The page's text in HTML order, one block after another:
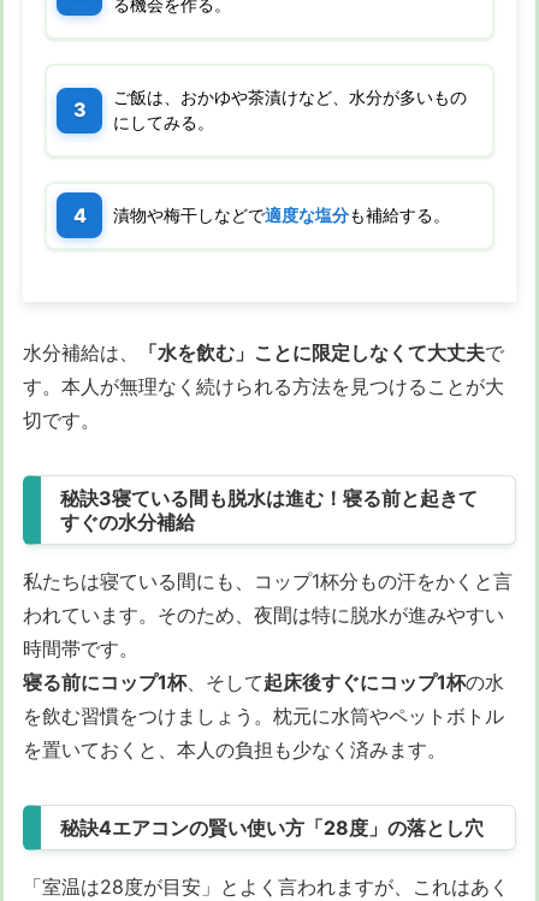
る機会を作る。
ご飯は、おかゆや茶漬けなど、水分が多いもの
にしてみる。
漬物や梅干しなどで適度な塩分も補給する。
水分補給は、 「水を飲む」ことに限定しなくて大丈夫で
す。本人が無理なく続けられる方法を見つけることが大
切です。
秘訣3寝ている間も脱水は進む！寝る前と起きて
すぐの水分補給
私たちは寝ている間にも、コップ1杯分もの汗をかくと言
われています。そのため、夜間は特に脱水が進みやすい
時間帯です。
寝る前にコップ1杯、そして起床後すぐにコップ1杯の水
を飲む習慣をつけましょう。枕元に水筒やペットボトル
を置いておくと、本人の負担も少なく済みます。
秘訣4エアコンの賢い使い方「28度」の落とし穴
「室温は28度が目安」とよく言われますが、これはあく